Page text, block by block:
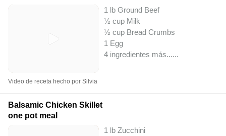
1 lb Ground Beef
½ cup Milk
½ cup Bread Crumbs
1 Egg
4 ingredientes más......
Video de receta hecho por Silvia
Balsamic Chicken Skillet
one pot meal
1 lb Zucchini